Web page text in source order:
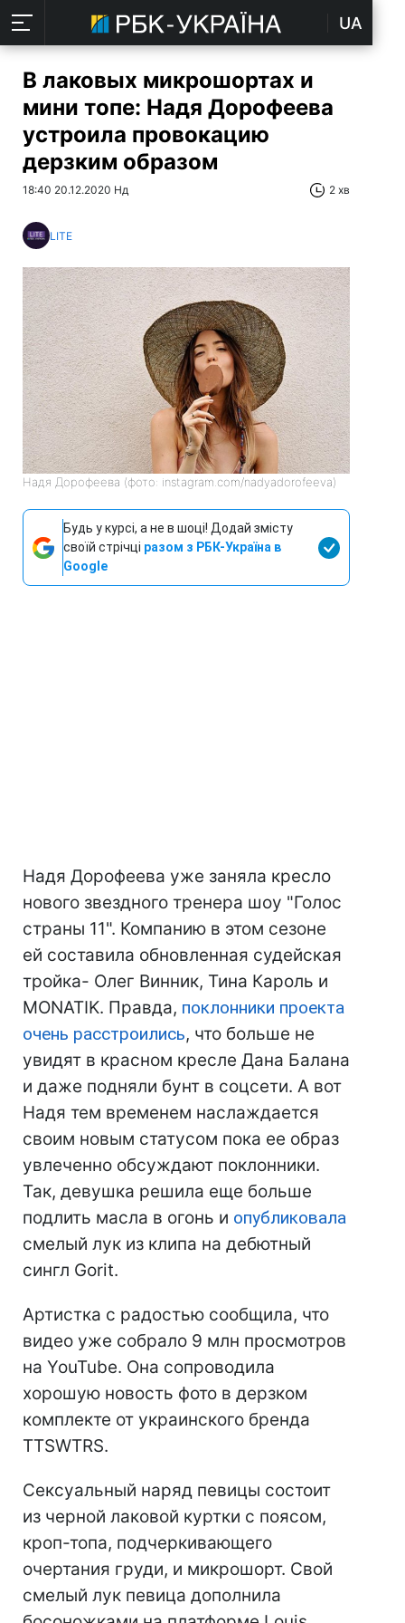
UA
В лаковых микрошортах и
мини топе: Надя Дорофеева
устроила провокацию
дерзким образом
18:40 20.12.2020 Нд 2 хв
LITE
Надя Дорофеева (фото: instagram.com/nadyadorofeeva)
Будь у курсі, а не в шоці! Додай змісту
своїй стрічці разом з РБК-Україна в
Google
Надя Дорофеева уже заняла кресло
нового звездного тренера шоу "Голос
страны 11". Компанию в этом сезоне
ей составила обновленная судейская
тройка- Олег Винник, Тина Кароль и
MONATIK. Правда, поклонники проекта
очень расстроились, что больше не
увидят в красном кресле Дана Балана
и даже подняли бунт в соцсети. А вот
Надя тем временем наслаждается
своим новым статусом пока ее образ
увлеченно обсуждают поклонники.
Так, девушка решила еще больше
подлить масла в огонь и опубликовала
смелый лук из клипа на дебютный
сингл Gorit.
Артистка с радостью сообщила, что
видео уже собрало 9 млн просмотров
на YouTube. Она сопроводила
хорошую новость фото в дерзком
комплекте от украинского бренда
TTSWTRS.
Сексуальный наряд певицы состоит
из черной лаковой куртки с поясом,
кроп-топа, подчеркивающего
очертания груди, и микрошорт. Свой
смелый лук певица дополнила